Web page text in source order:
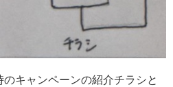
キャンペーンの紹介チラシと